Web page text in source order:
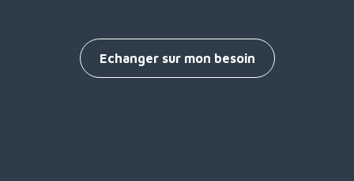
Echanger sur mon besoin